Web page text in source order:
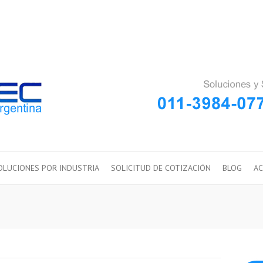
POR INDUSTRIA SOLICITUD DE COTIZACIÓN BLOG